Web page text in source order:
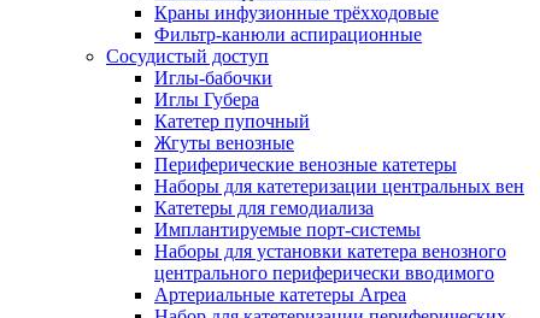
Краны инфузионные трёхходовые
Фильтр-канюли аспирационные
Сосудистый доступ
Иглы-бабочки
Иглы Губера
Катетер пупочный
Жгуты венозные
Периферические венозные катетеры
Наборы для катетеризации центральных вен
Катетеры для гемодиализа
Имплантируемые порт‑системы
Наборы для установки катетера венозного
центрального периферически вводимого
Артериальные катетеры Arpea